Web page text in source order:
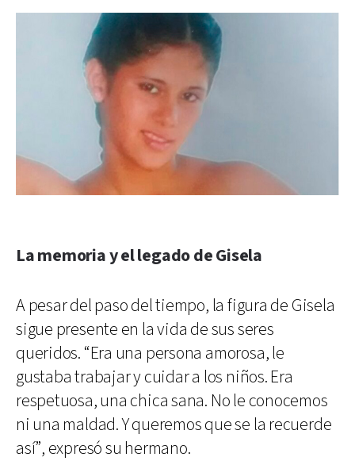
La memoria y el legado de Gisela
A pesar del paso del tiempo, la figura de Gisela
sigue presente en la vida de sus seres
queridos. “Era una persona amorosa, le
gustaba trabajar y cuidar a los niños. Era
respetuosa, una chica sana. No le conocemos
ni una maldad. Y queremos que se la recuerde
así”, expresó su hermano.